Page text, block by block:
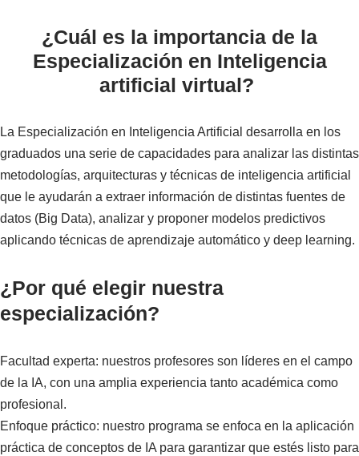
¿Cuál es la importancia de la
Especialización en Inteligencia
artificial virtual?
La Especialización en Inteligencia Artificial desarrolla en los
graduados una serie de capacidades para analizar las distintas
metodologías, arquitecturas y técnicas de inteligencia artificial
que le ayudarán a extraer información de distintas fuentes de
datos (Big Data), analizar y proponer modelos predictivos
aplicando técnicas de aprendizaje automático y deep learning.
¿ Por qué elegir nuestra
especialización?
Facultad experta: nuestros profesores son líderes en el campo
de la IA, con una amplia experiencia tanto académica como
profesional.
Enfoque práctico: nuestro programa se enfoca en la aplicación
práctica de conceptos de IA para garantizar que estés listo para